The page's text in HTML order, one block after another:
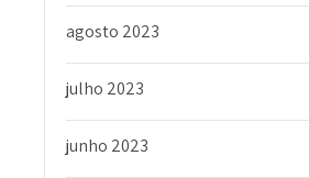
agosto 2023
julho 2023
junho 2023